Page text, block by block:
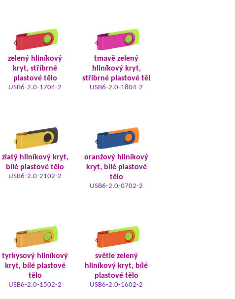
zelený hliníkový
kryt, stříbrné
plastové tělo
USB6-2.0-1704-2
tmavě zelený
hliníkový kryt,
stříbrné plastové těl
USB6-2.0-1804-2
zlatý hliníkový kryt,
bílé plastové tělo
USB6-2.0-2102-2
oranžový hliníkový
kryt, bílé plastové
tělo
USB6-2.0-0702-2
tyrkysový hliníkový
kryt, bílé plastové
tělo
USB6-2.0-1502-2
světle zelený
hliníkový kryt, bílé
plastové tělo
USB6-2.0-1602-2